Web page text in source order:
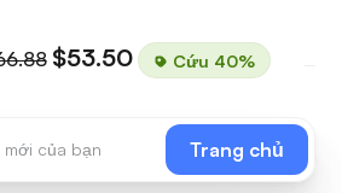
$53.50 Cứu 40%
Trang chủ